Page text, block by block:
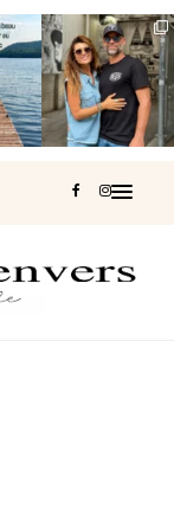
un
...
37
Montréal, une
très belle
surprise 🇨🇦
446